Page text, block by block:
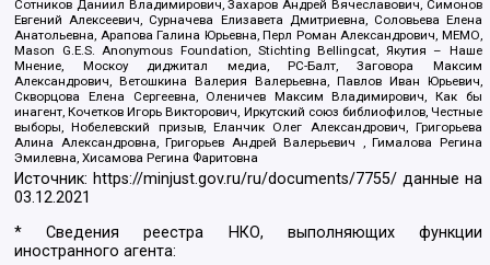
Сотников Даниил Владимирович, Захаров Андрей Вячеславович, Симонов
Евгений Алексеевич, Сурначева Елизавета Дмитриевна, Соловьева Елена
Анатольевна, Арапова Галина Юрьевна, Перл Роман Александрович, МЕМО,
Mason G.E.S. Anonymous Foundation, Stichting Bellingcat, Якутия – Наше
Мнение, Москоу диджитал медиа, РС-Балт, Заговора Максим
Александрович, Ветошкина Валерия Валерьевна, Павлов Иван Юрьевич,
Скворцова Елена Сергеевна, Оленичев Максим Владимирович, Как бы
инагент, Кочетков Игорь Викторович, Иркутский союз библиофилов, Честные
выборы, Нобелевский призыв, Еланчик Олег Александрович, Григорьева
Алина Александровна, Григорьев Андрей Валерьевич , Гималова Регина
Эмилевна, Хисамова Регина Фаритовна
Источник: https://minjust.gov.ru/ru/documents/7755/ данные на
03.12.2021
* Сведения реестра НКО, выполняющих функции
иностранного агента: